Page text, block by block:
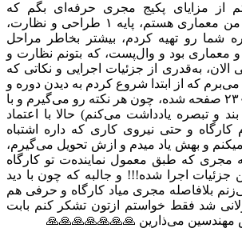
از مزایای پکیج مجری حرفه‌ای بگم که
سبب‌ساز خیر شده!! من معماری هستم، پایه ۱ طراحی و نظارت،
شما رو تهیه کردم، بیشتر بخاطر مراحل
معماری بود و وال‌پست، که بتونم نظارت و
الان، به‌قدری از جزئیات اجرایی و نکاتی که
که از ابتدا شروع کردم به دیدن دوره و
جزوه نوشتن (تا الان ۲۳۰ صفحه شده، چون هر نکته رو می‌گیرم و با
و تبصره یادداشت می‌کنم) حالا با اعتماد
و حتی نیروی کاری که داره اشتباه
میکنم و بهش یاد میدم و ازش تحویل می‌گیرم،
مجری که طبق معمول نماینده‌ت تو کارگاه
جزئیات اجرا شده!!! و جالبه که چون با دید
بلافاصله مجری میاد کارگاه و حرفی هم
شد فقط خواستم ازتون تشکر کنم بابت
مهندسین می‌ذارین 🙏🙏🙏🙏🙏🙏🙏